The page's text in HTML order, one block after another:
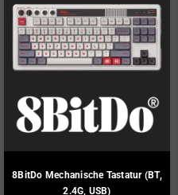
8BitDo Mechanische Tastatur (BT,
2.4G, USB)